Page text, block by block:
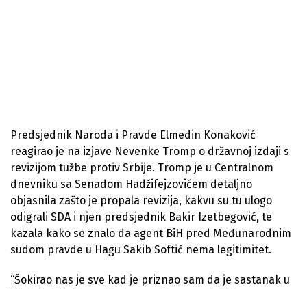
Predsjednik Naroda i Pravde Elmedin Konaković
reagirao je na izjave Nevenke Tromp o državnoj izdaji s
revizijom tužbe protiv Srbije. Tromp je u Centralnom
dnevniku sa Senadom Hadžifejzovićem detaljno
objasnila zašto je propala revizija, kakvu su tu ulogo
odigrali SDA i njen predsjednik Bakir Izetbegović, te
kazala kako se znalo da agent BiH pred Međunarodnim
sudom pravde u Hagu Sakib Softić nema legitimitet.
“Šokirao nas je sve kad je priznao sam da je sastanak u